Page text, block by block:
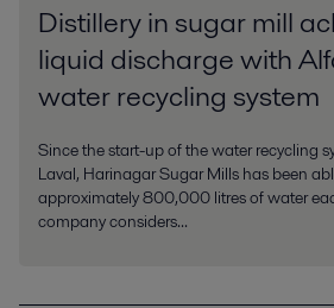
Distillery in sugar mill
liquid discharge with
water recycling system
Since the start-up of the water recycling
Laval, Harinagar Sugar Mills has been
approximately 800,000 litres of water
company considers...